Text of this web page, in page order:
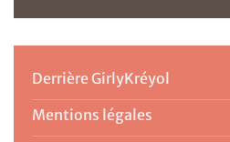
Derrière GirlyKréyol
Mentions légales